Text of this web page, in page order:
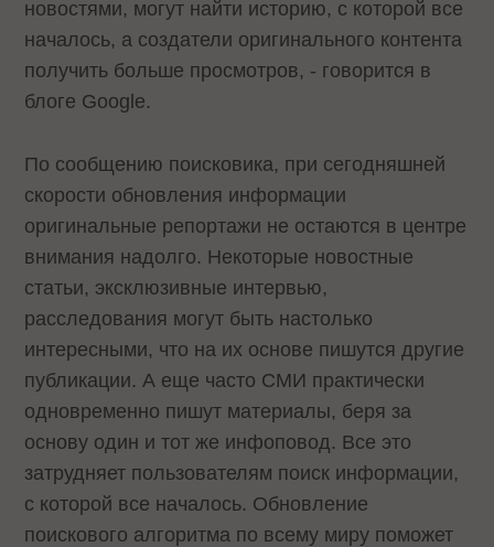
новостями, могут найти историю, с которой все
началось, а создатели оригинального контента
получить больше просмотров, - говорится в
блоге Google.
По сообщению поисковика, при сегодняшней
скорости обновления информации
оригинальные репортажи не остаются в центре
внимания надолго. Некоторые новостные
статьи, эксклюзивные интервью,
расследования могут быть настолько
интересными, что на их основе пишутся другие
публикации. А еще часто СМИ практически
одновременно пишут материалы, беря за
основу один и тот же инфоповод. Все это
затрудняет пользователям поиск информации,
с которой все началось. Обновление
поискового алгоритма по всему миру поможет